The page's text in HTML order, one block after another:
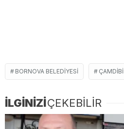
BORNOVA BELEDIYESI ÇAMDIBI
İLGİNİZİÇEKEBİLİR